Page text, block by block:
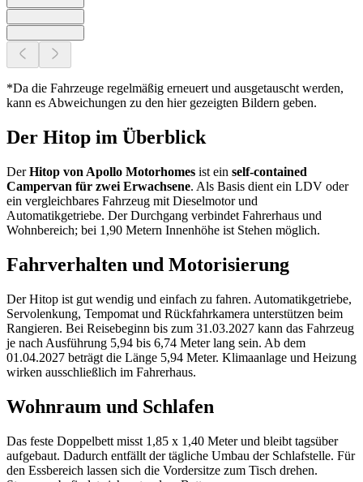
*Da die Fahrzeuge regelmäßig erneuert und ausgetauscht werden,
kann es Abweichungen zu den hier gezeigten Bildern geben.
Der Hitop im Überblick
DerHitop von Apollo Motorhomes ist ein self-contained
Campervan für zwei Erwachsene. Als Basis dient ein LDV oder
ein vergleichbares Fahrzeug mit Dieselmotor und
Automatikgetriebe. Der Durchgang verbindet Fahrerhaus und
Wohnbereich; bei 1,90 Metern Innenhöhe ist Stehen möglich.
Fahrverhalten und Motorisierung
Der Hitop ist gut wendig und einfach zu fahren. Automatikgetriebe,
Servolenkung, Tempomat und Rückfahrkamera unterstützen beim
Rangieren. Bei Reisebeginn bis zum 31.03.2027 kann das Fahrzeug
je nach Ausführung 5,94 bis 6,74 Meter lang sein. Ab dem
01.04.2027 beträgt die Länge 5,94 Meter. Klimaanlage und Heizung
wirken ausschließlich im Fahrerhaus.
Wohnraum und Schlafen
Das feste Doppelbett misst 1,85 x 1,40 Meter und bleibt tagsüber
aufgebaut. Dadurch entfällt der tägliche Umbau der Schlafstelle. Für
den Essbereich lassen sich die Vordersitze zum Tisch drehen.